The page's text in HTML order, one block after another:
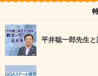
平井聡一郎先生